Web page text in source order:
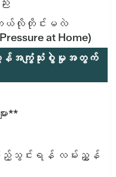
း
ဘယ်လိုတိုင်းမလဲ
at Home)
န်အကျွံသုံးစွဲမှုအတွက်
း**
ည်ဖြည့်သွင်းရန် လမ်းညွှန်